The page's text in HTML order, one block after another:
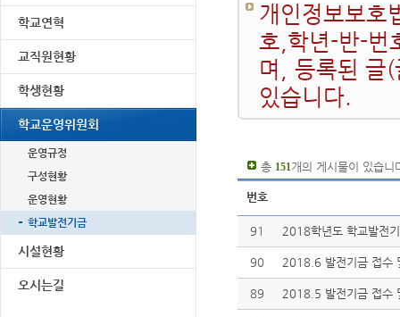
학교연혁
교직원현황
학생현황
학교운영위원회
운영규정
구성현황
운영현황
학교발전기금
시설현황
오시는길
개인정보보호
호,학년-반-번
며, 등록된 글
있습니다.
총 151개의 게시물이 있습니
번호
91 2018학년도 학교발전
90 2018.6 발전기금 접수
89 2018.5 발전기금 접수